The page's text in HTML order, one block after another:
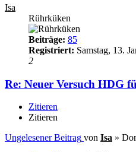
Isa
Rührküken
Beiträge: 85
Registriert: Samstag, 13.
2
Re: Neuer Versuch HDG
Zitieren
Zitieren
Ungelesener Beitrag von Isa »